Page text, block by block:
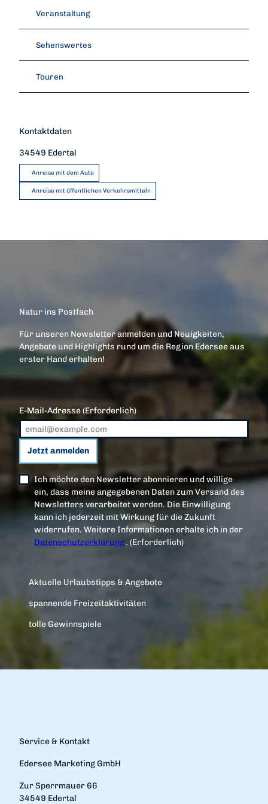
Veranstaltung
Sehenswertes
Touren
Kontaktdaten
34549 Edertal
Anreise mit dem Auto
Anreise mit öffentlichen Verkehrsmitteln
Natur ins Postfach
Für unseren Newsletter anmelden und Neuigkeiten,
Angebote und Highlights rund um die Region Edersee aus
erster Hand erhalten!
E-Mail-Adresse(Erforderlich)
Jetzt anmelden
Ich möchte den Newsletter abonnieren und willige
ein, dass meine angegebenen Daten zum Versand des
Newsletters verarbeitet werden. Die Einwilligung
kann ich jederzeit mit Wirkung für die Zukunft
widerrufen. Weitere Informationen erhalte ich in der
Datenschutzerklärung.(Erforderlich)
Aktuelle Urlaubstipps & Angebote
spannende Freizeitaktivitäten
tolle Gewinnspiele
Service & Kontakt
Edersee Marketing GmbH
Zur Sperrmauer 66
34549 Edertal